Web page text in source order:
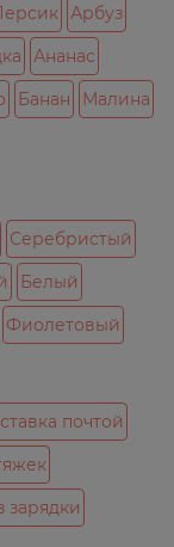
Арбуз
Ананас
Банан
Малина
Серебристый
Белый
Фиолетовый
почтой
зарядки